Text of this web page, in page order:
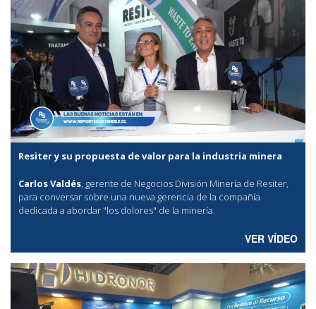
Resiter y su propuesta de valor para la industria minera
Carlos Valdés, gerente de Negocios División Minería de Resiter,
para conversar sobre una nueva gerencia de la compañía
dedicada a abordar "los dolores" de la minería.
VER VÍDEO